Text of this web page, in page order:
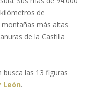
de
más altas
de la Castilla
busca las 13 figuras
León.